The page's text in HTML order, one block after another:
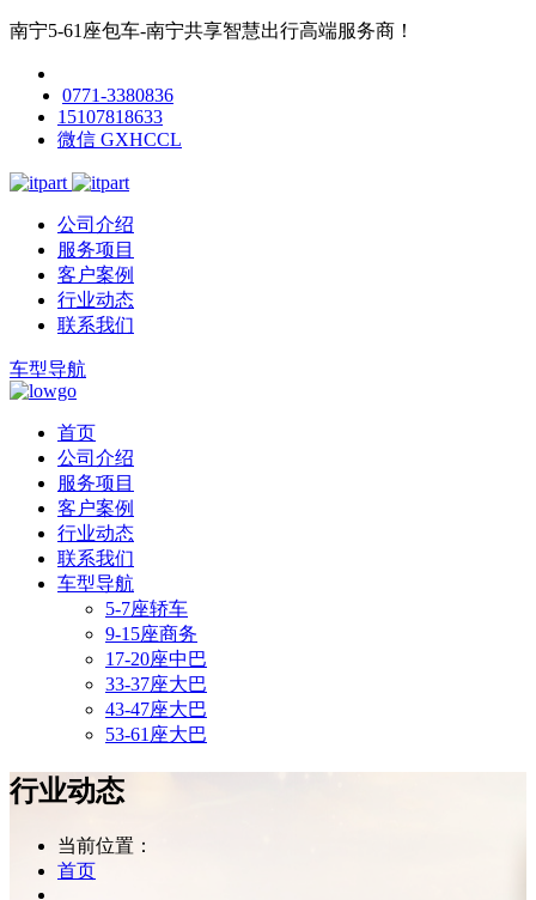
南宁5-61座包车-南宁共享智慧出行高端服务商！
0771-3380836
15107818633
微信 GXHCCL
公司介绍
服务项目
客户案例
行业动态
联系我们
车型导航
首页
公司介绍
服务项目
客户案例
行业动态
联系我们
车型导航
5-7座轿车
9-15座商务
17-20座中巴
33-37座大巴
43-47座大巴
53-61座大巴
行业动态
当前位置：
首页